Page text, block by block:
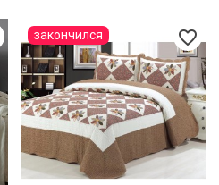
favorite_border
закончился